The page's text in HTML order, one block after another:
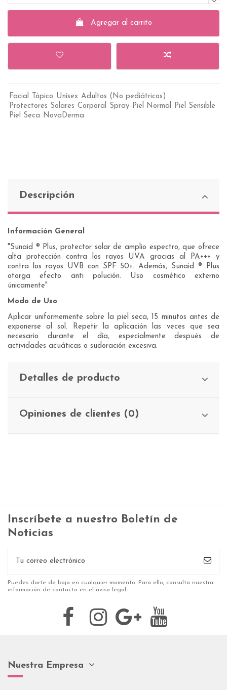
Agregar al carrito
Facial Tópico Unisex Adultos (No pediátricos)
Protectores Solares Corporal Spray Piel Normal
Piel Sensible
Piel Seca
NovaDerma
Descripción
Información General
"Sunaid ® Plus, protector solar de amplio espectro, que ofrece
alta protección contra los rayos UVA gracias al PA+++ y
contra los rayos UVB con SPF 50+. Además, Sunaid ® Plus
otorga efecto anti polución. Uso cosmético externo
únicamente"
Modo de Uso
Aplicar uniformemente sobre la piel seca, 15 minutos antes de
exponerse al sol. Repetir la aplicación las veces que sea
necesario durante el día, especialmente después de
actividades acuáticas o sudoración excesiva.
Detalles de producto
Opiniones de clientes (0)
Inscríbete a nuestro Boletín de
Noticias
Puedes darte de baja en cualquier momento. Para ello, consulta nuestra
información de contacto en el aviso legal.
Nuestra Empresa